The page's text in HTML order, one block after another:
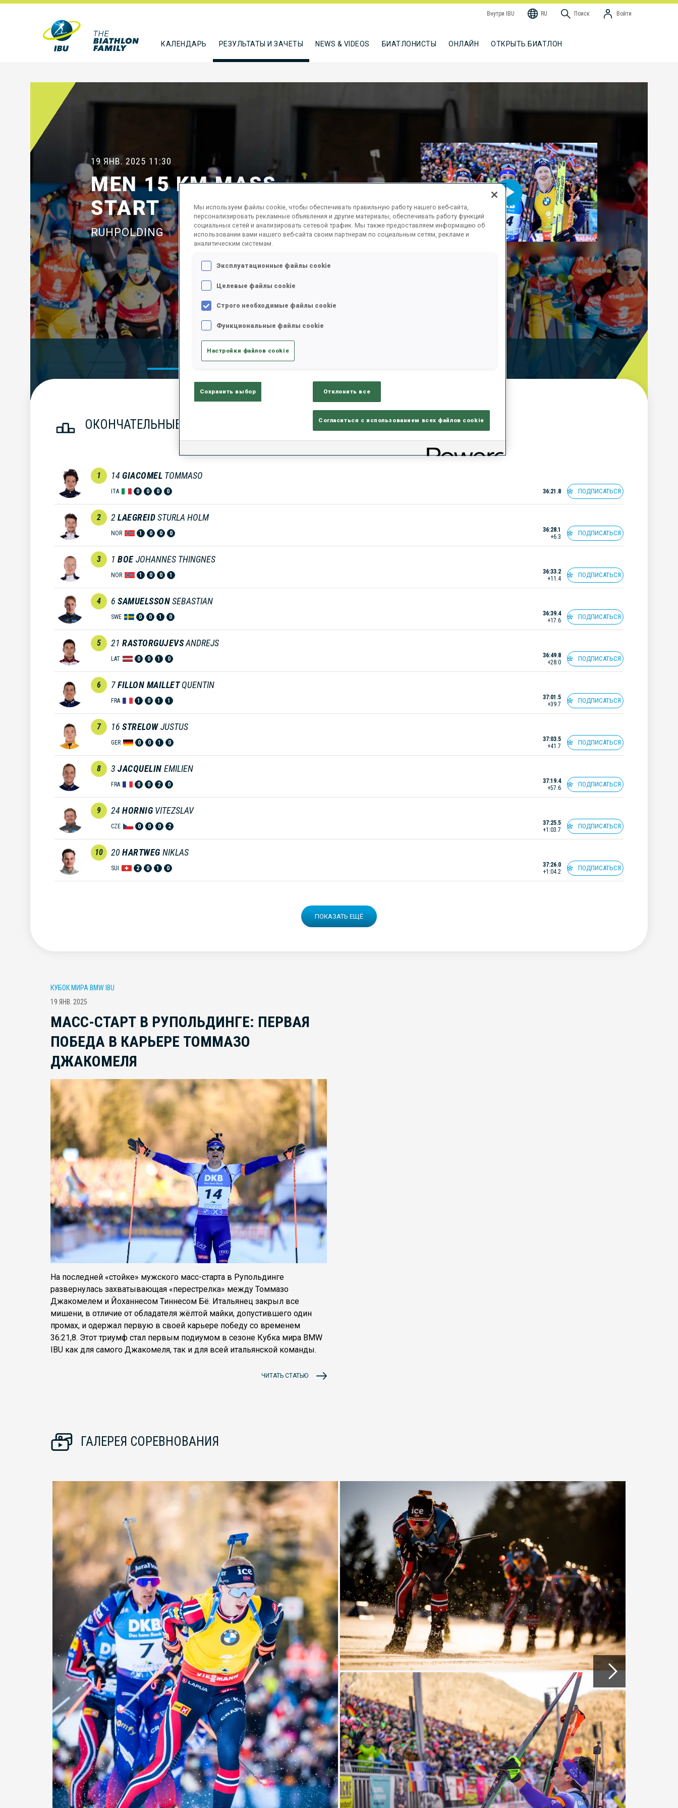
Внутри IBU RU Поиск Войти
КАЛЕНДАРЬ РЕЗУЛЬТАТЫ И ЗАЧЕТЫ NEWS & VIDEOS БИАТЛОНИСТЫ ОНЛАЙН ОТКРЫТЬ БИАТЛОН
19 ЯНВ. 2025 11:30
MEN 15 KM MASS
START
RUHPOLDING
Play
Video
Official Results
ОКОНЧАТЕЛЬНЫЕ РЕЗУЛЬТАТЫ
1 14 GIACOMEL TOMMASO
ITA 0 0 0 0 36:21.8 ПОДПИСАТЬСЯ
2 2 LAEGREIDSTURLA HOLM
NOR 1 0 0 0
36:28.1
+6.3
ПОДПИСАТЬСЯ
3 1 BOE JOHANNES THINGNES
NOR 1 0 0 1
36:33.2
+11.4
ПОДПИСАТЬСЯ
4 6 SAMUELSSONSEBASTIAN
SWE 0 0 1 0
36:39.4
+17.6
ПОДПИСАТЬСЯ
5 21 RASTORGUJEVSANDREJS
LAT 0 0 1 0
36:49.8
+28.0
ПОДПИСАТЬСЯ
6 7FILLON MAILLET QUENTIN
FRA 1 0 1 1
37:01.5
+39.7
ПОДПИСАТЬСЯ
7 16 STRELOW JUSTUS
GER 0 0 1 0
37:03.5
+41.7
ПОДПИСАТЬСЯ
8 3 JACQUELIN EMILIEN
FRA 0 0 2 0
37:19.4
+57.6
ПОДПИСАТЬСЯ
9 24 HORNIG VITEZSLAV
CZE 0 0 0 2
37:25.5
+1:03.7
ПОДПИСАТЬСЯ
10 20 HARTWEG NIKLAS
SUI 2 0 1 0
37:26.0
+1:04.2
ПОДПИСАТЬСЯ
ПОКАЗАТЬ ЕЩЁ
КУБОК МИРА BMW IBU
19 ЯНВ. 2025
МАСС-СТАРТ В РУПОЛЬДИНГЕ: ПЕРВАЯ
ПОБЕДА В КАРЬЕРЕ ТОММАЗО
ДЖАКОМЕЛЯ
На последней «стойке» мужского масс-старта в Рупольдинге
развернулась захватывающая «перестрелка» между Томмазо
Джакомелем и Йоханнесом Тиннесом Бё. Итальянец закрыл все
мишени, в отличие от обладателя жёлтой майки, допустившего один
промах, и одержал первую в своей карьере победу со временем
36:21,8. Этот триумф стал первым подиумом в сезоне Кубка мира BMW
IBU как для самого Джакомеля, так и для всей итальянской команды.
ЧИТАТЬ СТАТЬЮ
ГАЛЕРЕЯ СОРЕВНОВАНИЯ
Мы используем файлы cookie, чтобы обеспечивать правильную работу нашего веб-сайта,
персонализировать рекламные объявления и другие материалы, обеспечивать работу функций
социальных сетей и анализировать сетевой трафик. Мы также предоставляем информацию об
использовании вами нашего веб-сайта своим партнерам по социальным сетям, рекламе и
аналитическим системам.
Эксплуатационные файлы cookie
Целевые файлы cookie
Строго необходимые файлы cookie
Функциональные файлы cookie
Настройки файлов cookie
Сохранить выбор Отклонить все
Согласиться с использованием всех файлов cookie